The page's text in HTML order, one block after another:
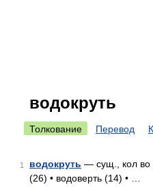
водокруть
Толкование Перевод
1 водокруть — сущ., кол во
(26) • водоверть (14) • …